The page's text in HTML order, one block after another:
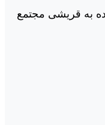
به قریشی مجتمع